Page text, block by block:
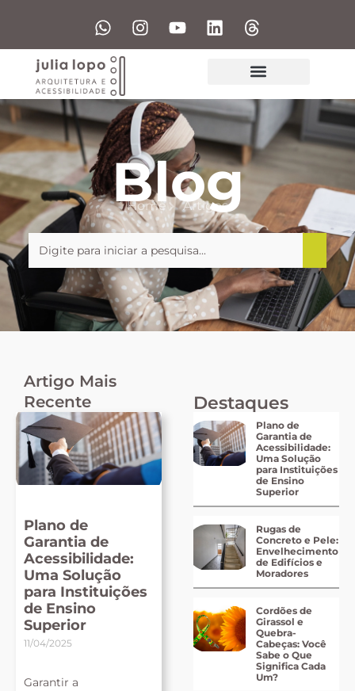
Blog
Home Artigos
Artigo Mais
Recente
Plano de
Garantia de
Acessibilidade:
Uma Solução
para Instituições
de Ensino
Superior
11/04/2025
Garantir a
Destaques
Plano de
Garantia de
Acessibilidade:
Uma Solução
para Instituições
de Ensino
Superior
Rugas de
Concreto e Pele:
Envelhecimento
de Edifícios e
Moradores
Cordões de
Girassol e
Quebra-
Cabeças: Você
Sabe o Que
Significa Cada
Um?